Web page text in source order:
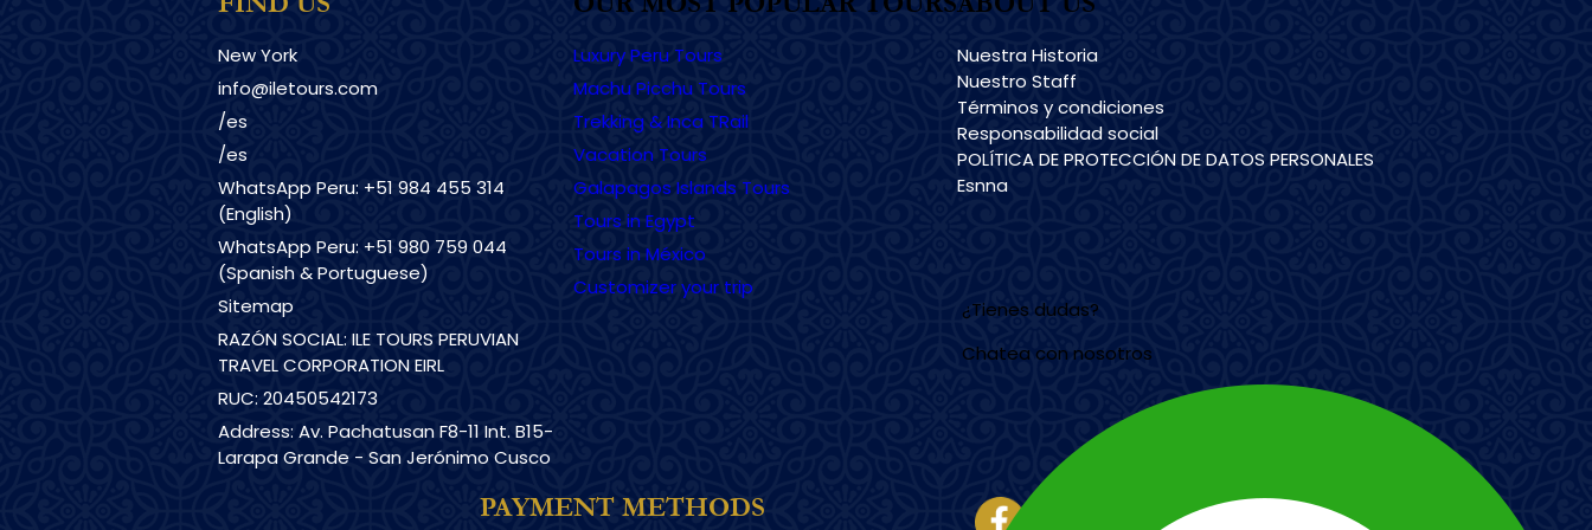
¿Tienes dudas?
Chatea con nosotros
New York
info@iletours.com
/es
/es
WhatsApp Peru: +51 984 455 314
(English)
WhatsApp Peru: +51 980 759 044
(Spanish & Portuguese)
Sitemap
RAZÓN SOCIAL: ILE TOURS PERUVIAN
TRAVEL CORPORATION EIRL
RUC: 20450542173
Address: Av. Pachatusan F8-11 Int. B15-
Larapa Grande - San Jerónimo Cusco
Luxury Peru Tours
Machu Picchu Tours
Trekking & Inca TRail
Vacation Tours
Galapagos Islands Tours
Tours in Egypt
Tours in México
Customizer your trip
Nuestra Historia
Nuestro Staff
Términos y condiciones
Responsabilidad social
POLÍTICA DE PROTECCIÓN DE DATOS PERSONALES
Esnna
PAYMENT METHODS